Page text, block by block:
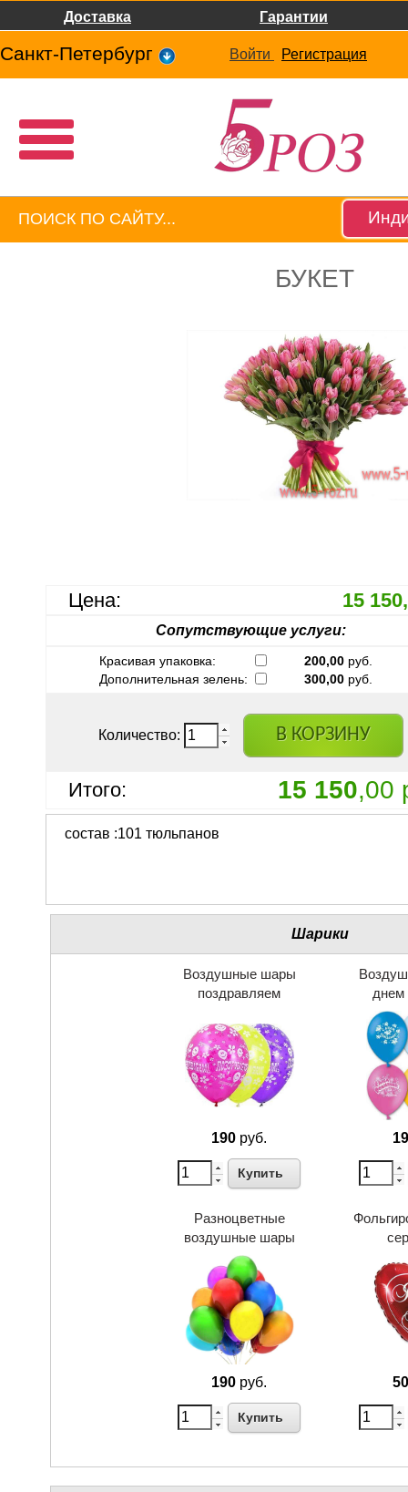
Доставка Гарантии
Санкт-Петербург Войти Регистрация
БУКЕТ
Цена: 15
Сопутствующие услуги:
Красивая упаковка: 200,00 руб.
Дополнительная зелень:
300,00 руб.
Количество: В КОРЗИНУ
Итого: 15 150,00
состав :101 тюльпанов
Шарики
Воздушные шары
поздравляем
190 руб.
Купить
днем
Разноцветные
воздушные шары
190 руб.
Купить